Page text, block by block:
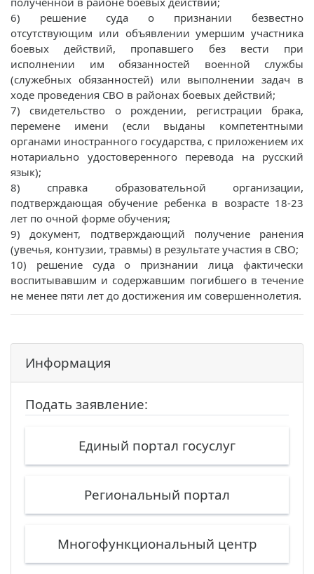
6) решение суда о признании безвестно
отсутствующим или объявлении умершим участника
боевых действий, пропавшего без вести при
исполнении им обязанностей военной службы
(служебных обязанностей) или выполнении задач в
ходе проведения СВО в районах боевых действий;
7) свидетельство о рождении, регистрации брака,
перемене имени (если выданы компетентными
органами иностранного государства, с приложением их
нотариально удостоверенного перевода на русский
язык);
8) справка образовательной организации,
подтверждающая обучение ребенка в возрасте 18-23
лет по очной форме обучения;
9) документ, подтверждающий получение ранения
(увечья, контузии, травмы) в результате участия в СВО;
10) решение суда о признании лица фактически
воспитывавшим и содержавшим погибшего в течение
не менее пяти лет до достижения им совершеннолетия.
Информация
Подать заявление:
Единый портал госуслуг
Региональный портал
Многофункциональный центр